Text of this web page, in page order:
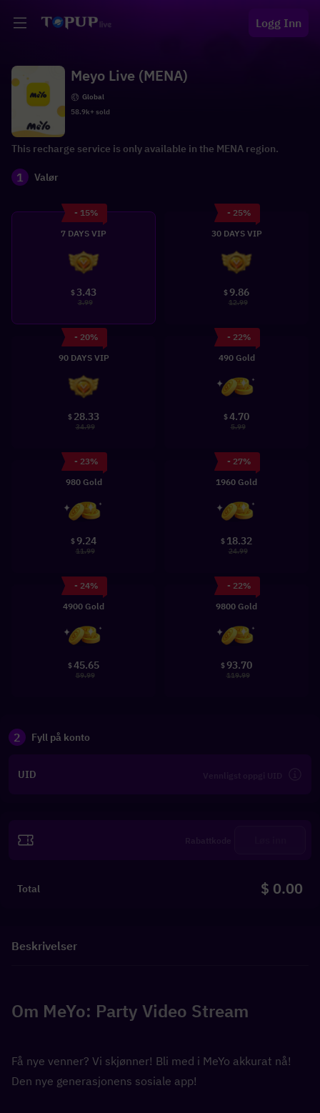
Logg Inn
Meyo Live (MENA)
Global
58.9k+ sold
This recharge service is only available in the MENA region.
1 Valør
- 15%
7 DAYS VIP
$3.43
3.99
- 25%
30 DAYS VIP
$9.86
12.99
- 20%
90 DAYS VIP
$ 28.33
34.99
- 22%
490 Gold
$4.70
5.99
- 23%
980 Gold
$9.24
11.99
- 27%
1960 Gold
$ 18.32
24.99
- 24%
4900 Gold
$45.65
59.99
- 22%
9800 Gold
$93.70
119.99
2 Fyll på konto
UID
Total $ 0.00
Beskrivelser
Om MeYo: Party Video Stream
Få nye venner? Vi skjønner! Bli med i MeYo akkurat nå!
Den nye generasjonens sosiale app!